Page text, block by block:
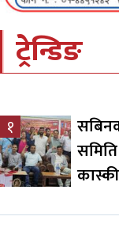
ट्रेन्डिङ
१